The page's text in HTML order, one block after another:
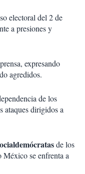
electoral del 2 de
a presiones y
expresando
agredidos.
de los
ataques dirigidos a
de los
se enfrenta a